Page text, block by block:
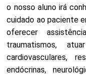
o nosso aluno irá
cuidado ao paciente
oferecer
traumatismos,
cardiovasculares,
endócrinas,